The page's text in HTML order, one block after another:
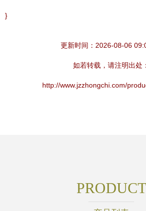
}
更新时间：2026-08-06
如若转载，请注明出处：
http://www.jzzhongchi.com/
PRODUCT